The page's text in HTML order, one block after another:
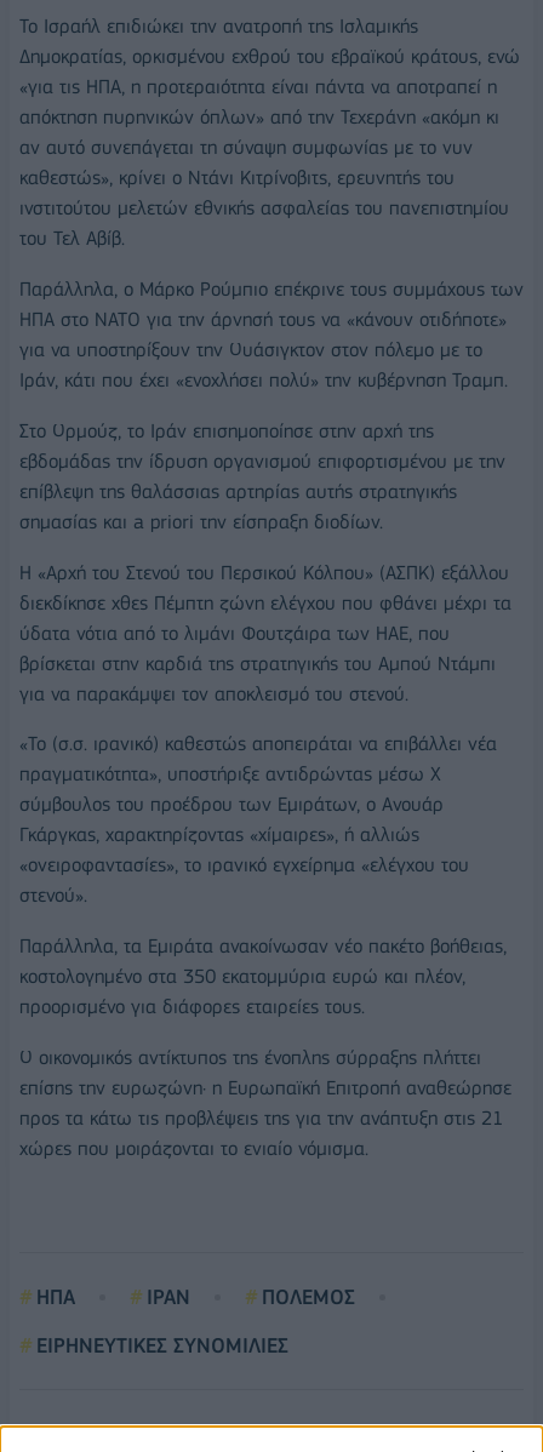
Το Ισραήλ επιδιώκει την ανατροπή της Ισλαμικής
Δημοκρατίας, ορκισμένου εχθρού του εβραϊκού κράτους, ενώ
«για τις ΗΠΑ, η προτεραιότητα είναι πάντα να αποτραπεί η
απόκτηση πυρηνικών όπλων» από την Τεχεράνη «ακόμη κι
αν αυτό συνεπάγεται τη σύναψη συμφωνίας με το νυν
καθεστώς», κρίνει ο Ντάνι Κιτρίνοβιτς, ερευνητής του
ινστιτούτου μελετών εθνικής ασφαλείας του πανεπιστημίου
του Τελ Αβίβ.
Παράλληλα, ο Μάρκο Ρούμπιο επέκρινε τους συμμάχους των
ΗΠΑ στο NATO για την άρνησή τους να «κάνουν οτιδήποτε»
για να υποστηρίξουν την Ουάσιγκτον στον πόλεμο με το
Ιράν, κάτι που έχει «ενοχλήσει πολύ» την κυβέρνηση Τραμπ.
Στο Ορμούζ, το Ιράν επισημοποίησε στην αρχή της
εβδομάδας την ίδρυση οργανισμού επιφορτισμένου με την
επίβλεψη της θαλάσσιας αρτηρίας αυτής στρατηγικής
σημασίας και a priori την είσπραξη διοδίων.
Η «Αρχή του Στενού του Περσικού Κόλπου» (ΑΣΠΚ) εξάλλου
διεκδίκησε χθες Πέμπτη ζώνη ελέγχου που φθάνει μέχρι τα
ύδατα νότια από το λιμάνι Φουτζάιρα των ΗΑΕ, που
βρίσκεται στην καρδιά της στρατηγικής του Αμπού Ντάμπι
για να παρακάμψει τον αποκλεισμό του στενού.
«Το (σ.σ. ιρανικό) καθεστώς αποπειράται να επιβάλλει νέα
πραγματικότητα», υποστήριξε αντιδρώντας μέσω X
σύμβουλος του προέδρου των Εμιράτων, ο Ανουάρ
Γκάργκας, χαρακτηρίζοντας «χίμαιρες», ή αλλιώς
«ονειροφαντασίες», το ιρανικό εγχείρημα «ελέγχου του
στενού».
Παράλληλα, τα Εμιράτα ανακοίνωσαν νέο πακέτο βοήθειας,
κοστολογημένο στα 350 εκατομμύρια ευρώ και πλέον,
προορισμένο για διάφορες εταιρείες τους.
Ο οικονομικός αντίκτυπος της ένοπλης σύρραξης πλήττει
επίσης την ευρωζώνη· η Ευρωπαϊκή Επιτροπή αναθεώρησε
προς τα κάτω τις προβλέψεις της για την ανάπτυξη στις 21
χώρες που μοιράζονται το ενιαίο νόμισμα.
ΗΠΑ ΙΡΑΝ
ΠΟΛΕΜΟΣ
ΕΙΡΗΝΕΥΤΙΚΕΣ ΣΥΝΟΜΙΛΙΕΣ